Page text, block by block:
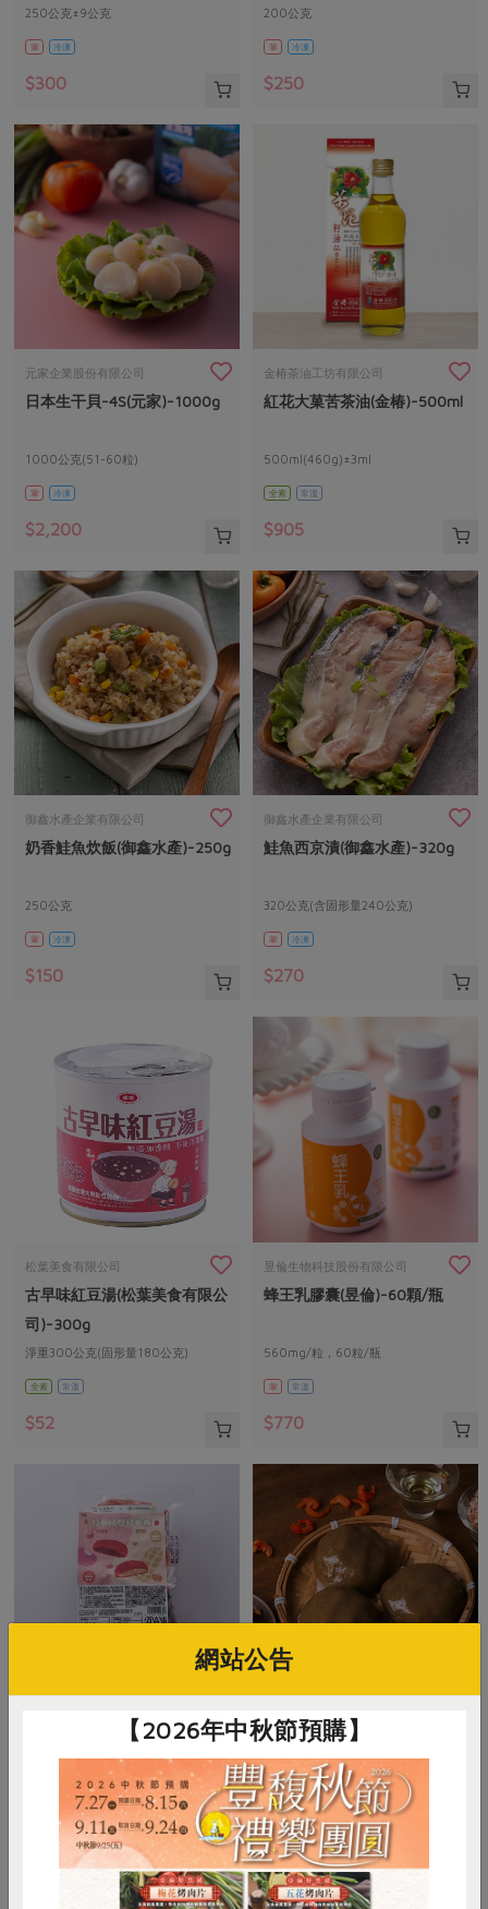
素食專區
樂齡友善
高麗菜海鮮煎餅
地區活動
活動報下載
250公克±9公克
葷 冷凍
$300
200公克
葷 冷凍
$250
元家企業股份有限公司
日本生干貝-4S(元家)-1000g
1000公克(51-60粒)
葷 冷凍
$2,200
金椿茶油工坊有限公司
紅花大菓苦茶油(金椿)-500ml
500ml(460g)±3ml
全素 常溫
$905
御鑫水產企業有限公司
奶香鮭魚炊飯(御鑫水產)-250g
250公克
葷 冷凍
$150
御鑫水產企業有限公司
鮭魚西京漬(御鑫水產)-320g
320公克(含固形量240公克)
葷 冷凍
$270
松葉美食有限公司
古早味紅豆湯(松葉美食有限公
司)-300g
淨重300公克(固形量180公克)
全素 常溫
$52
昱倫生物科技股份有限公司
蜂王乳膠囊(昱倫)-60顆/瓶
560mg/粒，60粒/瓶
葷 常溫
$770
好事成雙紅龜粿-紅豆/花生(米
棋)-480g/6入
480g/6入(紅豆口味*3+花生口味*3)
冷凍
$270
菜脯米草仔粿(米棋)-300g/3入
300公克(100公克x3入)
葷 冷凍
$135
網站公告
【2026年中秋節預購】